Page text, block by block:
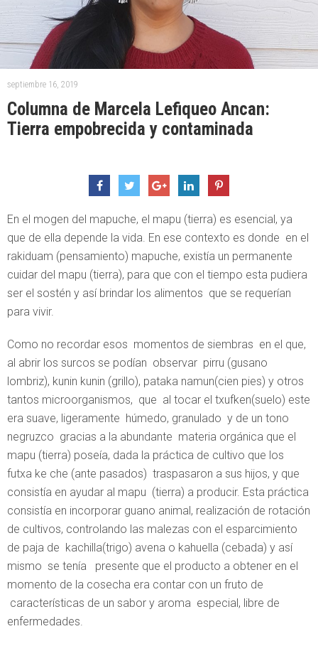
septiembre 16, 2019
Columna de Marcela Lefiqueo Ancan:
Tierra empobrecida y contaminada
En el mogen del mapuche, el mapu (tierra) es esencial, ya
que de ella depende la vida. En ese contexto es donde en el
rakiduam (pensamiento) mapuche, existía un permanente
cuidar del mapu (tierra), para que con el tiempo esta pudiera
ser el sostén y así brindar los alimentos que se requerían
para vivir.
Como no recordar esos momentos de siembras en el que,
al abrir los surcos se podían observar pirru (gusano
lombriz), kunin kunin (grillo), pataka namun(cien pies) y otros
tantos microorganismos, que al tocar el txufken(suelo) este
era suave, ligeramente húmedo, granulado y de un tono
negruzco gracias a la abundante materia orgánica que el
mapu (tierra) poseía, dada la práctica de cultivo que los
futxa ke che (ante pasados) traspasaron a sus hijos, y que
consistía en ayudar al mapu (tierra) a producir. Esta práctica
consistía en incorporar guano animal, realización de rotación
de cultivos, controlando las malezas con el esparcimiento
de paja de kachilla(trigo) avena o kahuella (cebada) y así
mismo se tenía presente que el producto a obtener en el
momento de la cosecha era contar con un fruto de
características de un sabor y aroma especial, libre de
enfermedades.